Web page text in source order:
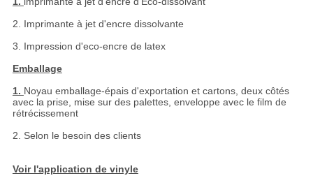
2. Imprimante à jet d'encre dissolvante
3. Impression d'eco-encre de latex
Emballage
1. Noyau emballage-épais d'exportation et cartons, deux côtés
avec la prise, mise sur des palettes, enveloppe avec le film de
rétrécissement
2. Selon le besoin des clients
Voir l'application de vinyle